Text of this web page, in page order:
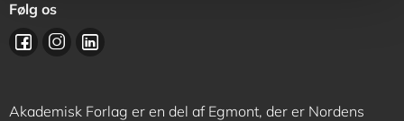
Følg os
Akademisk Forlag er en del af Egmont, der er Nordens